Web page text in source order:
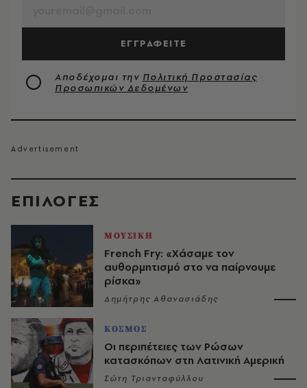
EΠΙΛΟΓΈΣ
ΜΟΥΣΙΚΗ
French Fry: «Χάσαμε τον
αυθορμητισμό στο να παίρνουμε
ρίσκα»
Δημήτρης Αθανασιάδης
ΚΟΣΜΟΣ
Οι περιπέτειες των Ρώσων
κατασκόπων στη Λατινική Αμερική
Σώτη Τριανταφύλλου
ΕΓΓΡΑΦΕΙΤΕ
Αποδέχομαι την Πολιτική Προστασίας
Προσωπικών Δεδομένων